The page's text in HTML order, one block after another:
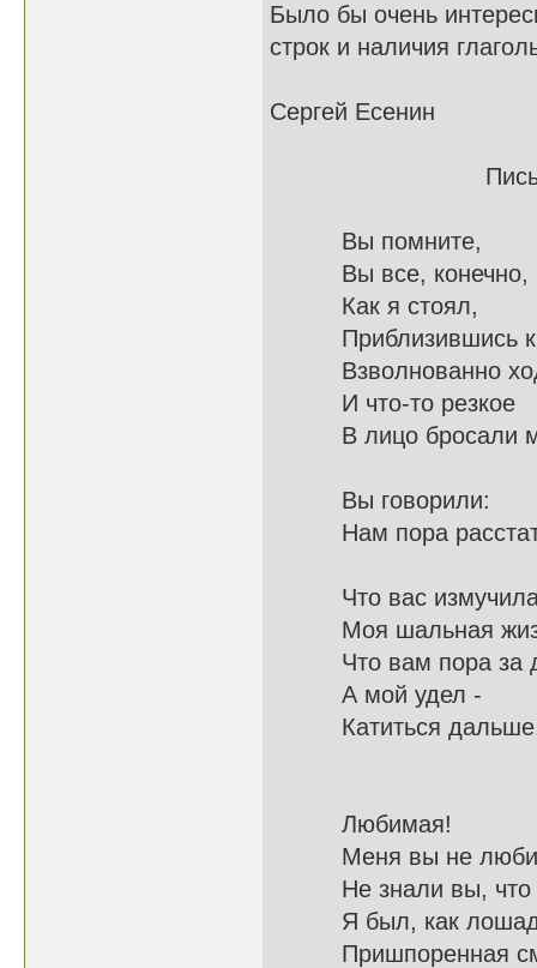
Было бы очень
строк и наличия
Сергей Есенин
Письмо к
Вы помните,
Вы все,
Как я стоял,
Взволнованно
И что-то резкое
В лицо
Вы говорили:
Нам
Что вас
Моя
Что вам пора
А мой удел -
Любимая!
Меня вы
Не знали вы,
Я был, как